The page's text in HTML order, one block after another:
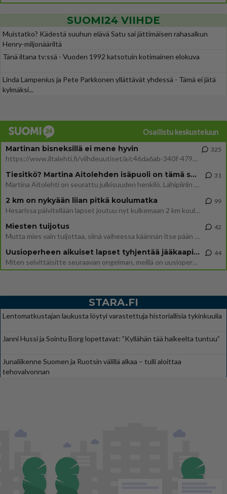
SUOMI24 VIIHDE
Muistatko? Kädestä suuhun elävä Satu sai jättimäisen rahasalkun
Henry-miljonääriltä
Tänä iltana tv:ssä - Vuoden 1992 katsotuin kotimainen elokuva
Linda Lampenius ja Pete Parkkonen yllättävät yhdessä - Tämä ei jätä
kylmäksi...
Osallistu keskusteluun
Martinan bisneksillä ei mene hyvin
https://www.iltalehti.fi/viihdeuutiset/a/c46da6ab-340f-4790-aaa7-0865eed2336 Yrityksen konkurssihakemus on tullut kärä
325
Tiesitkö? Martina Aitolehden isäpuoli on tämä suosittu laulaja
Martina Aitolehti on seurattu julkisuuden henkilö. Lähipiiriin mahtuu muitakin tunnettuja henkilöitä. Tiesitkö, että Ma
31
2 km on nykyään liian pitkä koulumatka
Hesarissa päivitellään lapset joutuu nyt kulkemaan 2 km kouluun jösses. Ruostefillarilla tuo matka menee vaikka miten äk
99
Miesten tuijotus
Mutta mies vain tuijottaa, siinä vaiheessa käännän itse pään pois. Mikä juttu? Yleensä jos joku tuijottaa tai katsoo, hä
42
Uusioperheen aikuiset lapset tyhjentää jääkaapin käydessään
Miten selvittäisitte seuraavan ongelman, meillä on uusioperhe, minulla teini-ikäiset lapset ja puolisolla aikuiset, jotk
44
STARA.FI
Lentomatkustajan laukusta löytyi varastettuja historiallisia tykinkuulia
Janni Hussi ja Sointu Borg lopettavat: ”Kyllähän tää haikeelta tuntuu”
Junaliikenne Suomen ja Ruotsin välillä alkaa – tulli aloittaa
tehovalvonnan